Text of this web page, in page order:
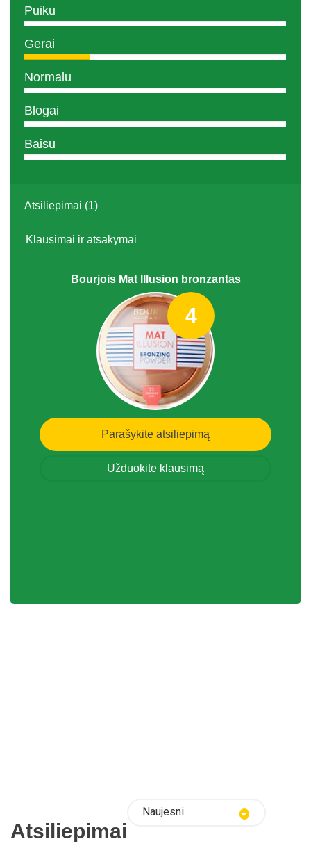
Puiku
Gerai
Normalu
Blogai
Baisu
Atsiliepimai (1)
Klausimai ir atsakymai
Bourjois Mat Illusion bronzantas
4
Parašykite atsiliepimą
Užduokite klausimą
Atsiliepimai
Naujesni